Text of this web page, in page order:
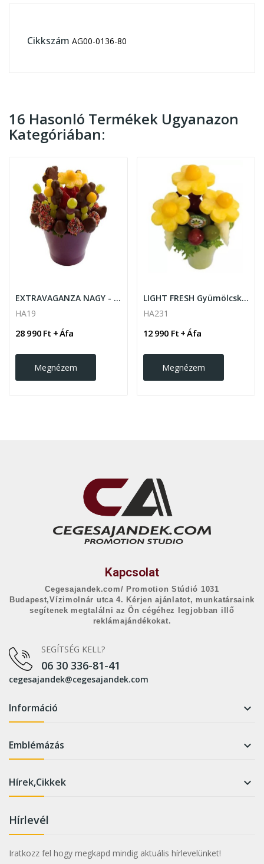
Cikkszám AG00-0136-80
16 Hasonló Termékek Ugyanazon
Kategóriában:
EXTRAVAGANZA NAGY - Gyümölcskosár
HA19
28 990 Ft + Áfa
Megnézem
LIGHT FRESH Gyümölcskosár
HA231
12 990 Ft + Áfa
Megnézem
Kapcsolat
Cegesajandek.com/ Promotion Stúdió 1031
Budapest,Vízimolnár utca 4. Kérjen ajánlatot, munkatársaink
segítenek megtalálni az Ön cégéhez legjobban illő
reklámajándékokat.
SEGÍTSÉG KELL?
06 30 336-81-41
cegesajandek@cegesajandek.com
Információ 
Emblémázás 
Hírek,Cikkek 
Hírlevél
Iratkozz fel hogy megkapd mindig aktuális hírlevelünket!